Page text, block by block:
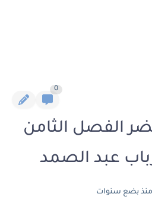
0
الفصل الثامن
منذ بضع سنوات